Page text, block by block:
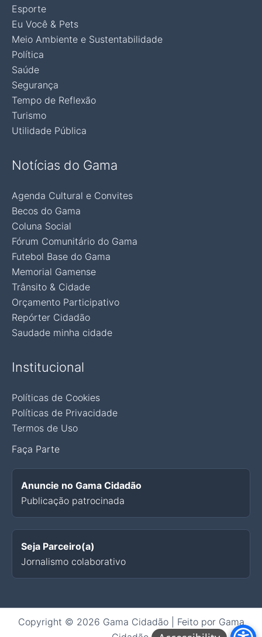
Esporte
Eu Você & Pets
Meio Ambiente e Sustentabilidade
Política
Saúde
Segurança
Tempo de Reflexão
Turismo
Utilidade Pública
Notícias do Gama
Agenda Cultural e Convites
Becos do Gama
Coluna Social
Fórum Comunitário do Gama
Futebol Base do Gama
Memorial Gamense
Trânsito & Cidade
Orçamento Participativo
Repórter Cidadão
Saudade minha cidade
Institucional
Políticas de Cookies
Políticas de Privacidade
Termos de Uso
Faça Parte
Anuncie no Gama Cidadão
Publicação patrocinada
Seja Parceiro(a)
Jornalismo colaborativo
Copyright © 2026 Gama Cidadão | Feito por Gama